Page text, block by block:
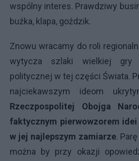
wspólny interes. Prawdziwy
buźka, klapa, goździk.
Znowu wracamy do roli
wytycza szlaki wielkiej gry
politycznej w tej części Świata.
najciekawszym ideom
Rzeczpospolitej Obojga
faktycznym pierwowzorem idei
w jej najlepszym zamiarze.
można by przy okazji